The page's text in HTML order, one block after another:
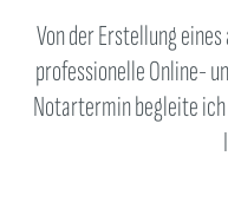
Von der Erstellung
professionelle Online-
Notartermin begleite